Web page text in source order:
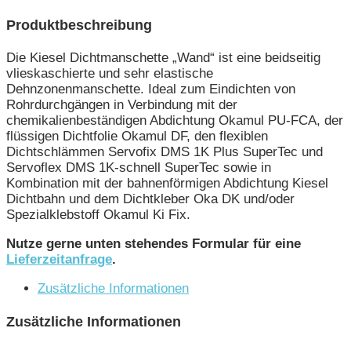
Produktbeschreibung
Die Kiesel Dichtmanschette „Wand“ ist eine beidseitig
vlieskaschierte und sehr elastische
Dehnzonenmanschette. Ideal zum Eindichten von
Rohrdurchgängen in Verbindung mit der
chemikalienbeständigen Abdichtung Okamul PU-FCA, der
flüssigen Dichtfolie Okamul DF, den flexiblen
Dichtschlämmen Servofix DMS 1K Plus SuperTec und
Servoflex DMS 1K-schnell SuperTec sowie in
Kombination mit der bahnenförmigen Abdichtung Kiesel
Dichtbahn und dem Dichtkleber Oka DK und/oder
Spezialklebstoff Okamul Ki Fix.
Nutze gerne unten stehendes Formular für eine
Lieferzeitanfrage.
Zusätzliche Informationen
Zusätzliche Informationen